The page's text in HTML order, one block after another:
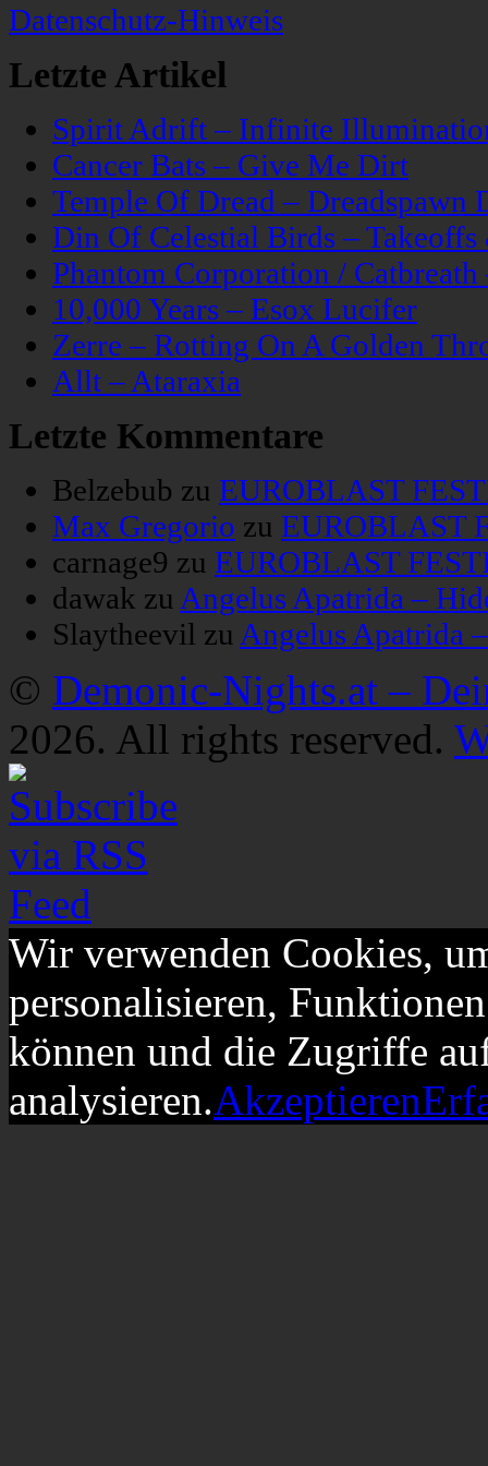
Datenschutz-Hinweis
Letzte Artikel
Spirit Adrift – Infinite
Cancer Bats – Give Me Dirt
Temple Of Dread – Dreadspawn
Din Of Celestial Birds –
Phantom Corporation /
10,000 Years – Esox Lucifer
Zerre – Rotting On A Golden
Allt – Ataraxia
Letzte Kommentare
Belzebub zu EUROBLAST
Max Gregorio zu EUROBLAST
carnage9 zu EUROBLAST
dawak zu Angelus Apatrida –
Slaytheevil zu Angelus Apatrida
© Demonic-Nights.at –
2026. All rights reserved.
Wir verwenden Cookies,
personalisieren,
können und die Zugriffe
analysieren.Akzeptieren